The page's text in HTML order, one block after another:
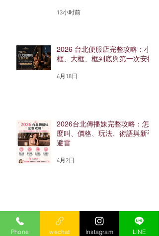
13小时前
2026 台北便服店完整攻略：小
框、大框、框到底與第一次安排
6月18日
2026台北傳播妹完整攻略：怎
麼叫、價格、玩法、術語與新手
避雷
4月2日
2026 台北禮服店完整攻略：十
大店家、價格、空檯與小框
Phone wechat Instagram LINE